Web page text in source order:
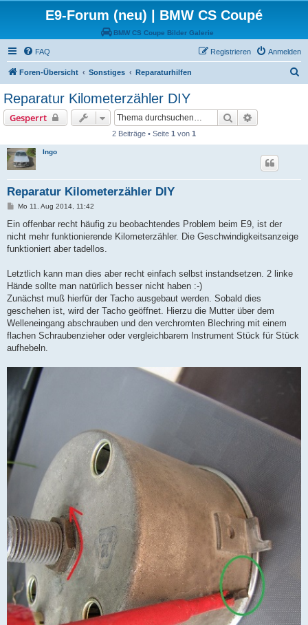
E9-Forum (neu) | BMW CS Coupé
BMW CS Coupe Bilder Galerie
FAQ Anmelden
Registrieren
Foren-Übersicht Sonstiges Reparaturhilfen
Reparatur Kilometerzähler DIY
Gesperrt Suche
2 Beiträge • Seite 1 von 1
Ingo
Reparatur Kilometerzähler DIY
B
i
r
a
Mo 11. Aug 2014, 11:42
Ein offenbar recht häufig zu beobachtendes Problem beim E9, ist der
nicht mehr funktionierende Kilometerzähler. Die Geschwindigkeitsanzeige
funktioniert aber tadellos.
Letztlich kann man dies aber recht einfach selbst instandsetzen. 2 linke
Hände sollte man natürlich besser nicht haben :-)
Zunächst muß hierfür der Tacho ausgebaut werden. Sobald dies
geschehen ist, wird der Tacho geöffnet. Hierzu die Mutter über dem
Welleneingang abschrauben und den verchromten Blechring mit einem
flachen Schraubenzieher oder vergleichbarem Instrument Stück für Stück
aufhebeln.